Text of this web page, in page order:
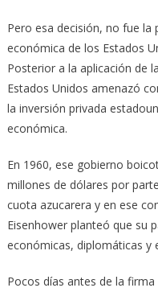
Pero esa decisión, no fue la
económica de los Estados
Posterior a la aplicación de
Estados Unidos amenazó
la inversión privada
económica.
En 1960, ese gobierno
millones de dólares por
cuota azucarera y en ese
Eisenhower planteó que su
económicas, diplomáticas y
Pocos días antes de la